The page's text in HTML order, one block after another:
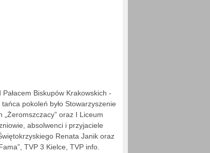
Biskupów Krakowskich -
pokoleń było Stowarzyszenie
oraz I Liceum
absolwenci i przyjaciele
Renata Janik oraz
TVP 3 Kielce, TVP info.